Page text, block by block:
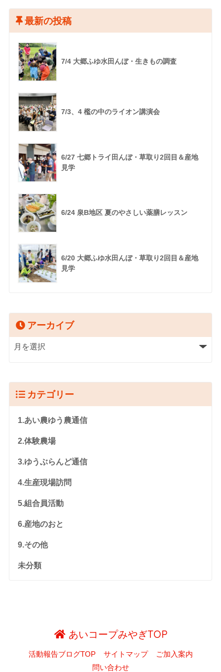
最新の投稿
7/4 大郷ふゆ水田んぼ・生きもの調査
7/3、4 檻の中のライオン講演会
6/27 七郷トライ田んぼ・草取り2回目＆産地
見学
6/24 泉B地区 夏のやさしい薬膳レッスン
6/20 大郷ふゆ水田んぼ・草取り2回目＆産地
見学
アーカイブ
カテゴリー
1.あい農ゆう農通信
2.体験農場
3.ゆうぶらんど通信
4.生産現場訪問
5.組合員活動
6.産地のおと
9.その他
未分類
あいコープみやぎTOP
活動報告ブログTOP サイトマップ
ご加入案内
問い合わせ